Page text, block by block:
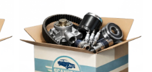
LISTE
D’ENVIE